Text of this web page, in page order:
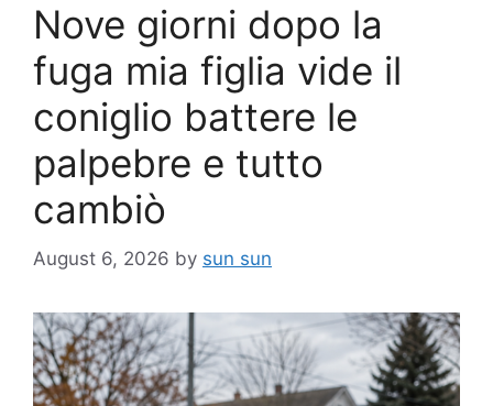
Nove giorni dopo la
fuga mia figlia vide il
coniglio battere le
palpebre e tutto
cambiò
August 6, 2026 by sun sun